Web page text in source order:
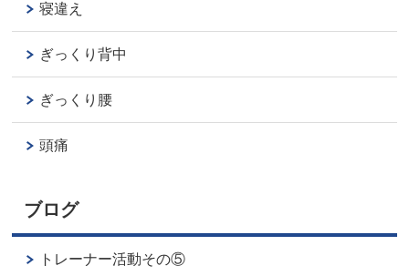
寝違え
ぎっくり背中
ぎっくり腰
頭痛
ブログ
トレーナー活動その⑤